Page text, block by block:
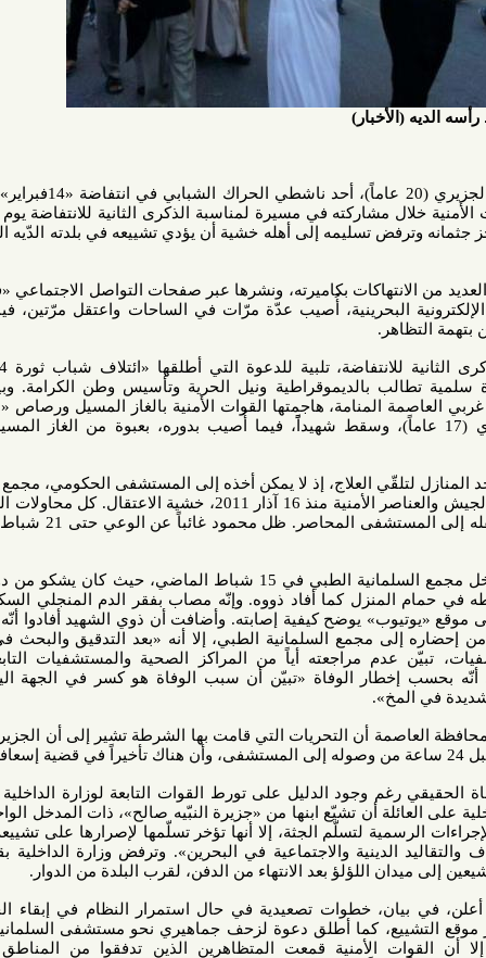
المنامة | الشاب محمود عيسى الجزيري (20 عاماً)، أحد ناشطي الحراك الشبابي في انتفاضة «14فبراير»، قتل منذ
أسبوع جراء إصابته بنيران القوات الأمنية خلال مشاركته في مسيرة لمناسبة الذكرى الثانية للانتفاضة يوم 14 شباط
تسليمه إلى أهله خشية أن يؤدي تشييعه في بلدته الدّيه الى الزحف
بكاميرته، ونشرها عبر صفحات التواصل الاجتماعي «فايسبوك»
البحرينية، أُصيب عدّة مرّات في الساحات واعتقل مرّتين، فيما شقيقه
خرج صبيحة 14 شباط، في الذكرى الثانية للانتفاضة، تلبية للدعوة التي أطلقها «ائتلاف شباب ثورة 14 فبراير»
بالديموقراطية ونيل الحرية وتأسيس وطن الكرامة. وبينما كانت
المنامة، هاجمتها القوات الأمنية بالغاز المسيل ورصاص «الشوزن»،
خاله حسين الجزيري (17 عاماً)، وسقط شهيداًً، فيما أُصيب بدوره، بعبوة من الغاز المسيل للدموع
العلاج، إذ لا يمكن أخذه إلى المستشفى الحكومي، مجمع السلمانية
الطبي، المحاصر من قبل قوات الجيش والعناصر الأمنية منذ 16 آذار 2011، خشية الاعتقال. كل محاولات العلاج باءت
بالفشل، فاضطرت العائلة إلى نقله إلى المستشفى المحاصر. ظل محمود غائباً عن الوعي حتى 21 شباط، حين جاء
وزارة الصحة قالت إنّ محمود دخل مجمع السلمانية الطبي في 15 شباط الماضي، حيث كان يشكو من دوار ودوخة
كما أفاد ذووه. وإنّه مصاب بفقر الدم المنجلي السكلر»، على
يوضح كيفية إصابته. وأضافت أن ذوي الشهيد أفادوا أنّه عولج في
مجمع السلمانية الطبي، إلا أنه «بعد التدقيق والبحث في سجلات
مراجعته أياً من المراكز الصحية والمستشفيات التابعة لوزارة
الوفاة «تبيّن أن سبب الوفاة هو كسر في الجهة اليسرى من
أن التحريات التي قامت بها الشرطة تشير إلى أن الجزيري كان قد
وجود الدليل على تورط القوات التابعة لوزارة الداخلية في مقتل
أن تشيّع ابنها من «جزيرة النبّيه صالح»، ذات المدخل الواحد. وقالت
لتسلّم الجثة، إلا أنها تؤخر تسلّمها لإصرارها على تشييعه في بلدة
الدينية والاجتماعية في البحرين». وترفض وزارة الداخلية بقوة تشييع
اللؤلؤ بعد الانتهاء من الدفن، لقرب البلدة من الدوار.
أعلن، في بيان، خطوات تصعيدية في حال استمرار النظام في إبقاء الجثة رهينة
كما أطلق دعوة لزحف جماهيري نحو مستشفى السلمانية أول من
الأمنية قمعت المتظاهرين الذين تدفقوا من المناطق المحيطة